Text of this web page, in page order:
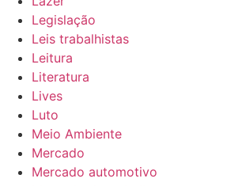
Legislação
Leis trabalhistas
Leitura
Literatura
Lives
Luto
Meio Ambiente
Mercado
Mercado automotivo